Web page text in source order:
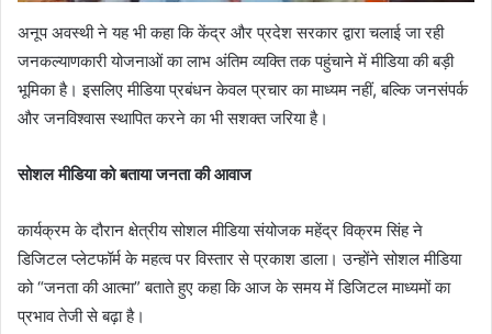
अनूप अवस्थी ने यह भी कहा कि केंद्र और प्रदेश सरकार द्वारा चलाई जा रही
जनकल्याणकारी योजनाओं का लाभ अंतिम व्यक्ति तक पहुंचाने में मीडिया की बड़ी
भूमिका है। इसलिए मीडिया प्रबंधन केवल प्रचार का माध्यम नहीं, बल्कि जनसंपर्क
और जनविश्वास स्थापित करने का भी सशक्त जरिया है।
सोशल मीडिया को बताया जनता की आवाज
कार्यक्रम के दौरान क्षेत्रीय सोशल मीडिया संयोजक महेंद्र विक्रम सिंह ने
डिजिटल प्लेटफॉर्म के महत्व पर विस्तार से प्रकाश डाला। उन्होंने सोशल मीडिया
को “जनता की आत्मा” बताते हुए कहा कि आज के समय में डिजिटल माध्यमों का
प्रभाव तेजी से बढ़ा है।